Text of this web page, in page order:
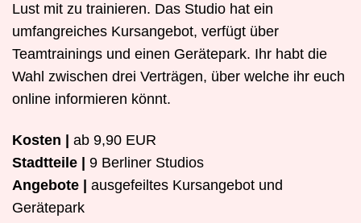
Lust mit zu trainieren. Das Studio hat ein
umfangreiches Kursangebot, verfügt über
Teamtrainings und einen Gerätepark. Ihr habt die
Wahl zwischen drei Verträgen, über welche ihr euch
online informieren könnt.
Kosten | ab 9,90 EUR
Stadtteile | 9 Berliner Studios
Angebote | ausgefeiltes Kursangebot und
Gerätepark